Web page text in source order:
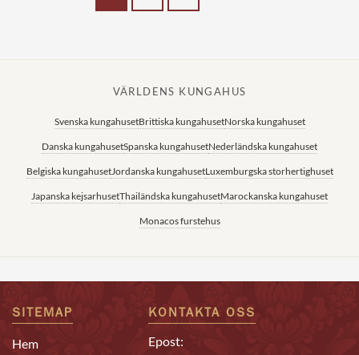
VÄRLDENS KUNGAHUS
Svenska kungahusetBrittiska kungahusetNorska kungahuset
Danska kungahusetSpanska kungahusetNederländska kungahuset
Belgiska kungahusetJordanska kungahusetLuxemburgska storhertighuset
Japanska kejsarhusetThailändska kungahusetMarockanska kungahuset
Monacos furstehus
SITEMAP
Hem
KONTAKTA OSS
Epost: